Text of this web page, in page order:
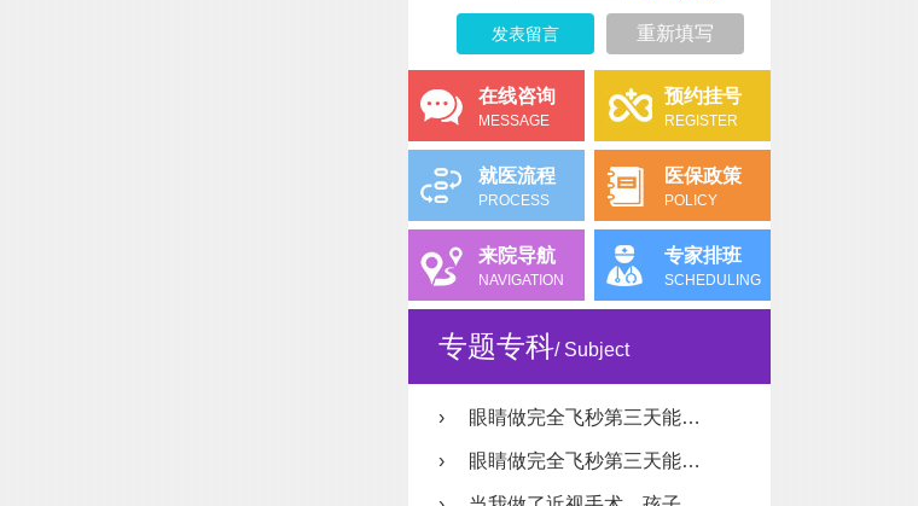
重新填写
在线咨询
MESSAGE
预约挂号
REGISTER
就医流程
PROCESS
医保政策
POLICY
来院导航
NAVIGATION
专家排班
SCHEDULING
专题专科/ Subject
› 眼睛做完全飞秒第三天能…
› 眼睛做完全飞秒第三天能…